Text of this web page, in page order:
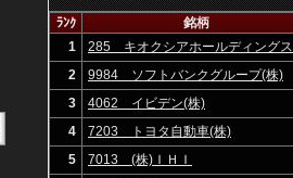
ﾗﾝｸ 銘柄
1
285 キオクシアホールディングス
(株)
2
9984 ソフトバンクグループ(株)
3
4062 イビデン(株)
4
7203 トヨタ自動車(株)
5
7013 (株)ＩＨＩ